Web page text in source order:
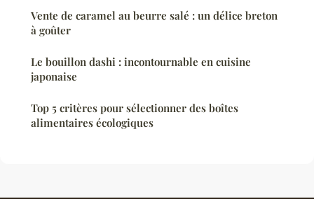
Vente de caramel au beurre salé : un délice breton
à goûter
Le bouillon dashi : incontournable en cuisine
japonaise
Top 5 critères pour sélectionner des boîtes
alimentaires écologiques